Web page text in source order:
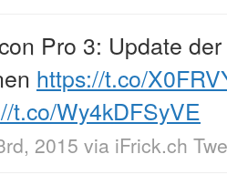
Pro 3: Update
https://t.co/
t.co/Wy4kDFSyVE
2015 via iFrick.ch